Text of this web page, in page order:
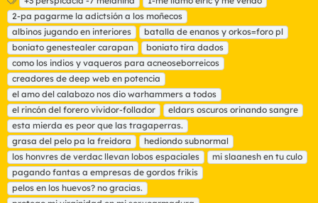
t
i
q
u
e
t
a
s
2-pa pagarme la adictsión a los moñecos
albinos jugando en interiores
batalla de enanos y orkos=foro pl
boniato genestealer carapan
boniato tira dados
como los indios y vaqueros para acneoseborreicos
creadores de deep web en potencia
el amo del calabozo nos dio warhammers a todos
el rincón del forero vividor-follador
eldars oscuros orinando sangre
esta mierda es peor que las tragaperras.
grasa del pelo pa la freidora
hediondo subnormal
los honvres de verdac llevan lobos espaciales
mi slaanesh en tu culo
pagando fantas a empresas de gordos frikis
pelos en los huevos? no gracias.